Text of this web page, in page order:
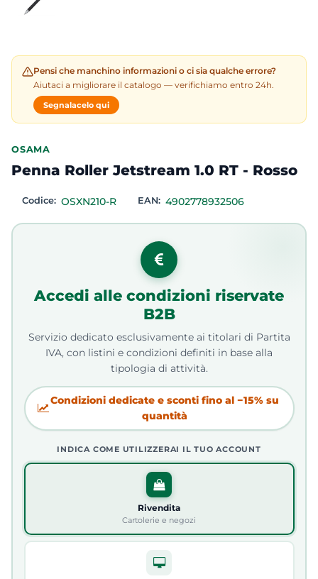
Pensi che manchino informazioni o ci sia qualche errore?
Aiutaci a migliorare il catalogo — verifichiamo entro 24h.
Segnalacelo qui
OSAMA
Penna Roller Jetstream 1.0 RT - Rosso
Codice: OSXN210-R EAN: 4902778932506
Accedi alle condizioni riservate
B2B
Servizio dedicato esclusivamente ai titolari di Partita
IVA, con listini e condizioni definiti in base alla
tipologia di attività.
Condizioni dedicate e sconti fino al −15% su
quantità
INDICA COME UTILIZZERAI IL TUO ACCOUNT
Rivendita
Cartolerie e negozi